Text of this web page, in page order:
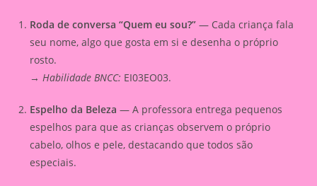
Roda de conversa “Quem eu sou?” — Cada criança fala
seu nome, algo que gosta em si e desenha o próprio
rosto.
→Habilidade BNCC: EI03EO03.
Espelho da Beleza — A professora entrega pequenos
espelhos para que as crianças observem o próprio
cabelo, olhos e pele, destacando que todos são
especiais.